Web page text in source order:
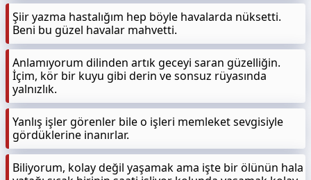
Şiir yazma hastalığım hep böyle havalarda nüksetti.
Beni bu güzel havalar mahvetti.
Anlamıyorum dilinden artık geceyi saran güzelliğin.
İçim, kör bir kuyu gibi derin ve sonsuz rüyasında
yalnızlık.
Yanlış işler görenler bile o işleri memleket sevgisiyle
gördüklerine inanırlar.
Biliyorum, kolay değil yaşamak ama işte bir ölünün hala